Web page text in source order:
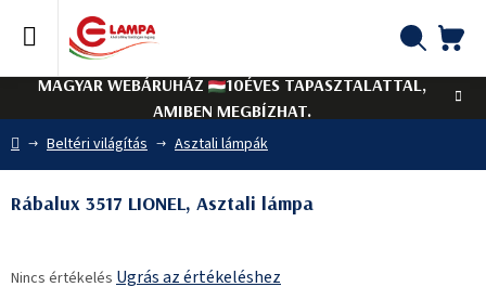
tartalomhoz
MAGYAR WEBÁRUHÁZ
10ÉVES TAPASZTALATTAL,
AMIBEN MEGBÍZHAT.
Kezdőlap
Beltéri világítás Asztali lámpák
Rábalux 3517 LIONEL, Asztali lámpa
Nincs értékelés Ugrás az értékeléshez